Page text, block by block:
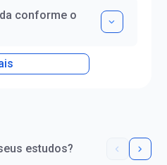
conforme o
estudos?